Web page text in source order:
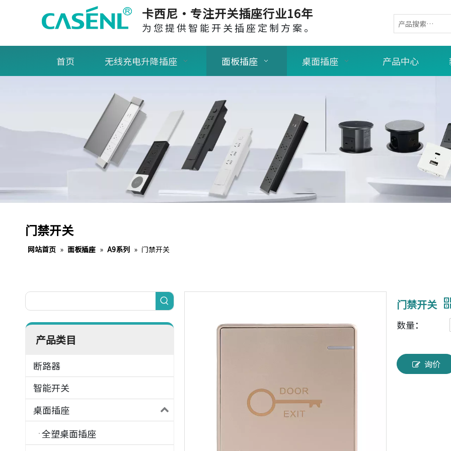
卡西尼·专注开关插座行业16年
为您提供智能开关插座定制方案。
首页 无线充电升降插座 面板插座 桌面插座 产品中心
门禁开关
网站首页 » 面板插座 » A9系列 » 门禁开关
产品类目
断路器
智能开关
桌面插座
全塑桌面插座
门禁开关
数量：
询价